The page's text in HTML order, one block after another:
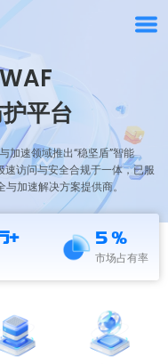
平台
加速领域推出“稳坚盾”智能
速访问与安全合规于一体，已服
加速解决方案提供商。
+ 5 %
市场占有率